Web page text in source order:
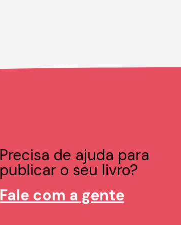
Precisa de ajuda para
publicar o seu livro?
Fale com a gente